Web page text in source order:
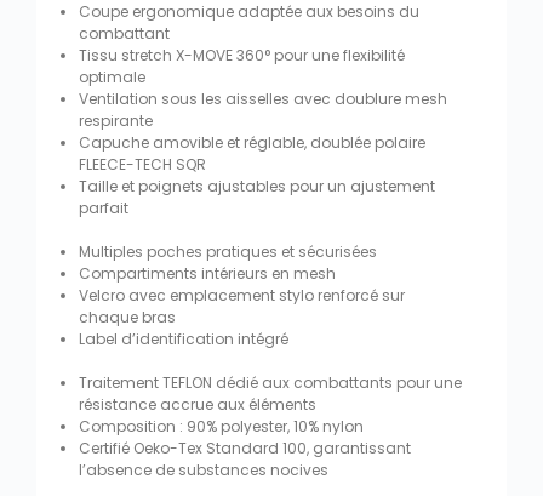
Coupe ergonomique adaptée aux besoins du
combattant
Tissu stretch X-MOVE 360° pour une flexibilité
optimale
Ventilation sous les aisselles avec doublure mesh
respirante
Capuche amovible et réglable, doublée polaire
FLEECE-TECH SQR
Taille et poignets ajustables pour un ajustement
parfait
Multiples poches pratiques et sécurisées
Compartiments intérieurs en mesh
Velcro avec emplacement stylo renforcé sur
chaque bras
Label d’identification intégré
Traitement TEFLON dédié aux combattants pour une
résistance accrue aux éléments
Composition : 90% polyester, 10% nylon
Certifié Oeko-Tex Standard 100, garantissant
l’absence de substances nocives